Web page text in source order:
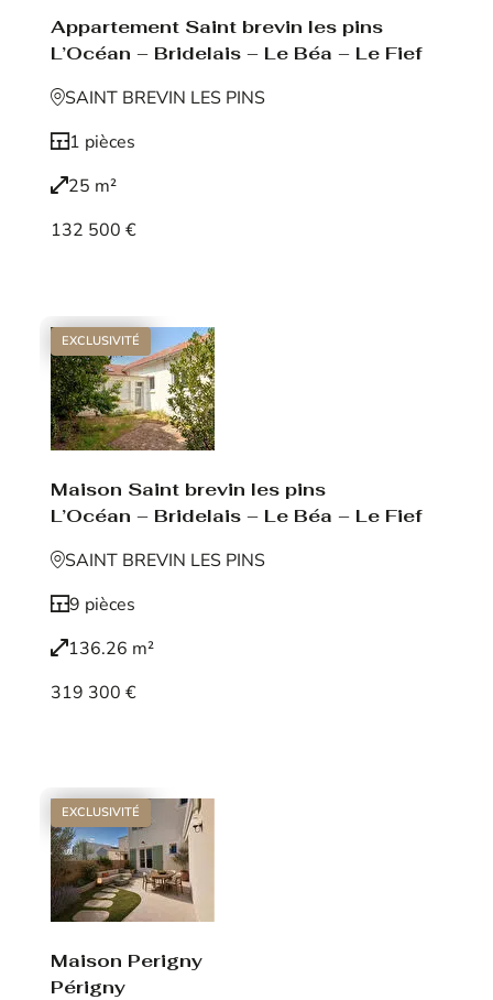
Appartement Saint brevin les pins
L’Océan – Bridelais – Le Béa – Le Fief
SAINT BREVIN LES PINS
1 pièces
25 m²
132 500 €
EXCLUSIVITÉ
Maison Saint brevin les pins
L’Océan – Bridelais – Le Béa – Le Fief
SAINT BREVIN LES PINS
9 pièces
136.26 m²
319 300 €
EXCLUSIVITÉ
Maison Perigny
Périgny